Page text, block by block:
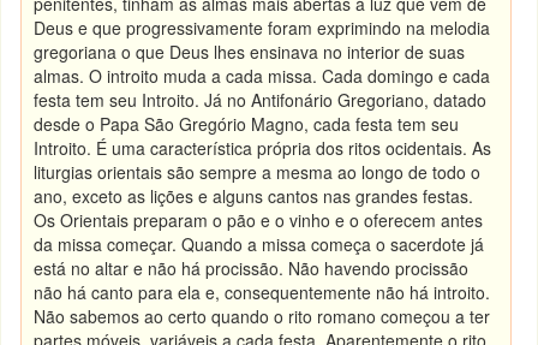
Deus e que progressivamente foram exprimindo na melodia
gregoriana o que Deus lhes ensinava no interior de suas
almas. O introito muda a cada missa. Cada domingo e cada
festa tem seu Introito. Já no Antifonário Gregoriano, datado
desde o Papa São Gregório Magno, cada festa tem seu
Introito. É uma característica própria dos ritos ocidentais. As
liturgias orientais são sempre a mesma ao longo de todo o
ano, exceto as lições e alguns cantos nas grandes festas.
Os Orientais preparam o pão e o vinho e o oferecem antes
da missa começar. Quando a missa começa o sacerdote já
está no altar e não há procissão. Não havendo procissão
não há canto para ela e, consequentemente não há introito.
Não sabemos ao certo quando o rito romano começou a ter
partes móveis, variáveis a cada festa. Aparentemente o rito